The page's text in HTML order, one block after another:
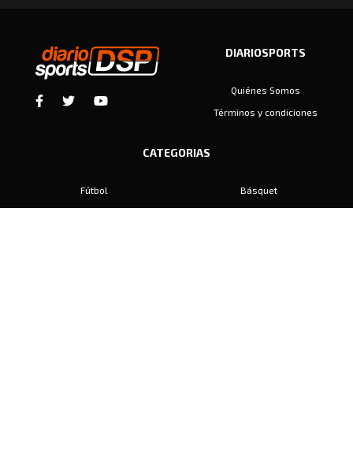
DIARIOSPORTS
Quiénes Somos
Términos y condiciones
CATEGORIAS
Fútbol
Básquet